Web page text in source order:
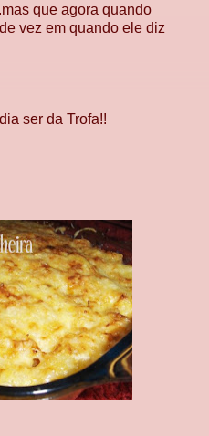
que agora quando
vez em quando ele diz
ser da Trofa!!